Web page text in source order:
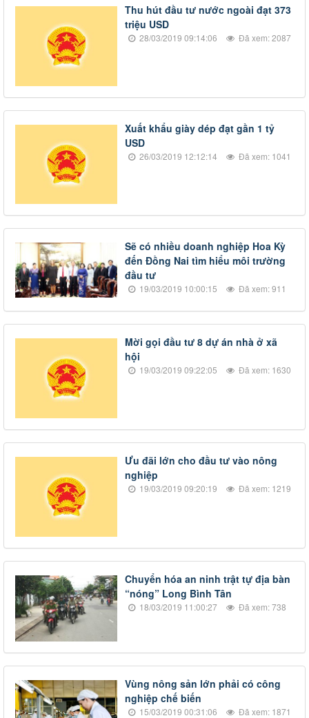
​Thu hút đầu tư nước ngoài đạt 373
triệu USD
28/03/2019 09:14:06 Đã xem: 2087
​Xuất khẩu giày dép đạt gần 1 tỷ
USD
26/03/2019 12:12:14 Đã xem: 1041
Sẽ có nhiều doanh nghiệp Hoa Kỳ
đến Đồng Nai tìm hiểu môi trường
đầu tư
19/03/2019 10:00:15 Đã xem: 911
Mời gọi đầu tư 8 dự án nhà ở xã
hội
19/03/2019 09:22:05 Đã xem: 1630
Ưu đãi lớn cho đầu tư vào nông
nghiệp
19/03/2019 09:20:19 Đã xem: 1219
​Chuyển hóa an ninh trật tự địa bàn
“nóng” Long Bình Tân
18/03/2019 11:00:27 Đã xem: 738
Vùng nông sản lớn phải có công
nghiệp chế biến
15/03/2019 00:31:06 Đã xem: 1871